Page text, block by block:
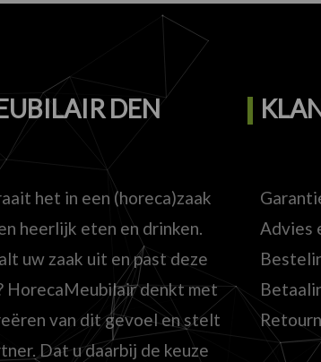
DEN
het in een (horeca)zaak
heerlijk eten en drinken.
uw zaak uit en past deze
HorecaMeubilair denkt met
van dit gevoel en stelt
Dat u daarbij de keuze
Advies